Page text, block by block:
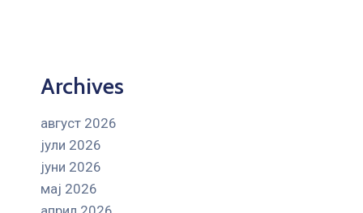
Archives
август 2026
јули 2026
јуни 2026
мај 2026